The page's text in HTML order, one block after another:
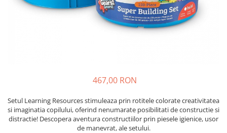
Jucarii interactive
Banc de lucru pentru copii
Papusi de mana
467,00 RON
Setul Learning Resources stimuleaza prin rotitele colorate creativitatea
si imaginatia copilului, oferind nenumarate posibilitati de constructie si
distractie! Descopera aventura constructiilor prin piesele igienice, usor
de manevrat, ale setului.